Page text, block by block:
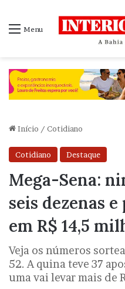
Menu
Início / Cotidiano
Cotidiano Destaque
Mega-Sena:
seis dezenas
em R$ 14,5
Veja os números
52. A quina teve 37
uma vai levar mais de